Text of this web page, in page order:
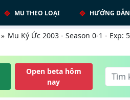
MU THEO LOẠI HƯỚNG
Mu Ký Ức 2003 - Season 0-1 - Exp:
Open beta hôm
nay